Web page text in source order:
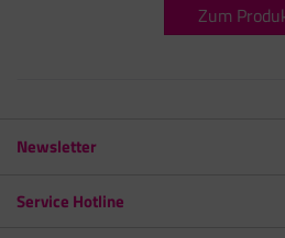
Zum
Newsletter
Service Hotline